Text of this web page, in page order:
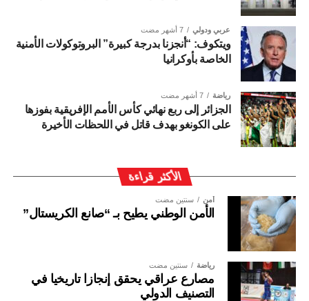
عربي ودولي 7 أشهر مضت
ويتكوف: “أنجزنا بدرجة كبيرة” البروتوكولات الأمنية
الخاصة بأوكرانيا
رياضة 7 أشهر مضت
الجزائر إلى ربع نهائي كأس الأمم الإفريقية بفوزها
على الكونغو بهدف قاتل في اللحظات الأخيرة
الأكثر قراءة
أمن سنتين مضت
الأمن الوطني يطيح بـ “صانع الكريستال”
رياضة سنتين مضت
مصارع عراقي يحقق إنجازا تاريخيا في
التصنيف الدولي